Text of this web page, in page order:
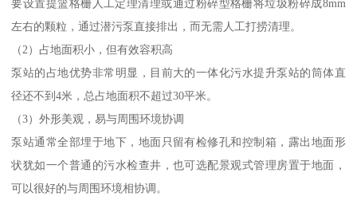
要设置提篮格栅人工定理清理或通过粉碎型格栅将垃圾粉碎成8mm
左右的颗粒，通过潜污泵直接排出，而无需人工打捞清理。
（2）占地面积小，但有效容积高
泵站的占地优势非常明显，目前大的一体化污水提升泵站的筒体直
径还不到4米，总占地面积不超过30平米。
（3）外形美观，易与周围环境协调
泵站通常全部埋于地下，地面只留有检修孔和控制箱，露出地面形
状犹如一个普通的污水检查井，也可选配景观式管理房置于地面，
可以很好的与周围环境相协调。